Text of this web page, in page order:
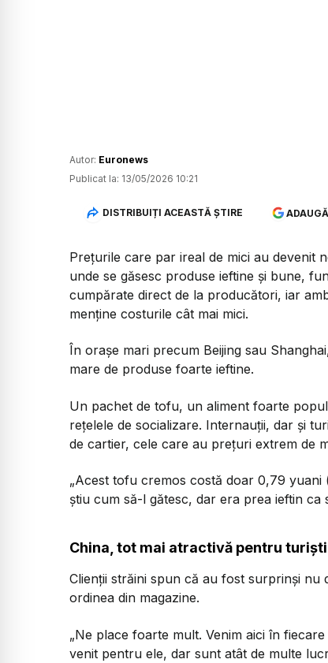
Autor: Euronews
Publicat la: 13/05/2026 10:21
DISTRIBUIȚI ACEASTĂ ȘTIRE
Prețurile care par ireal de mici au devenit
unde se găsesc produse ieftine și bune,
cumpărate direct de la producători, iar
menține costurile cât mai mici.
În orașe mari precum Beijing sau
mare de produse foarte ieftine.
Un pachet de tofu, un aliment foarte
rețelele de socializare. Internauții, dar și
de cartier, cele care au prețuri extrem de
„Acest tofu cremos costă doar 0,79 yuani
știu cum să-l gătesc, dar era prea ieftin ca
China, tot mai atractivă pentru turiști
Clienții străini spun că au fost surprinși
ordinea din magazine.
„Ne place foarte mult. Venim aici în
venit pentru ele, dar sunt atât de multe